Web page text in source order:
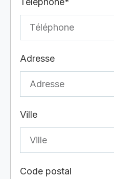
Adresse
Ville
Code postal